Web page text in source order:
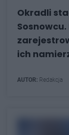
Okradli
ich
AUTOR: Redakcja